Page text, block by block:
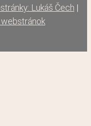
Lukáš Čech |
webstránok